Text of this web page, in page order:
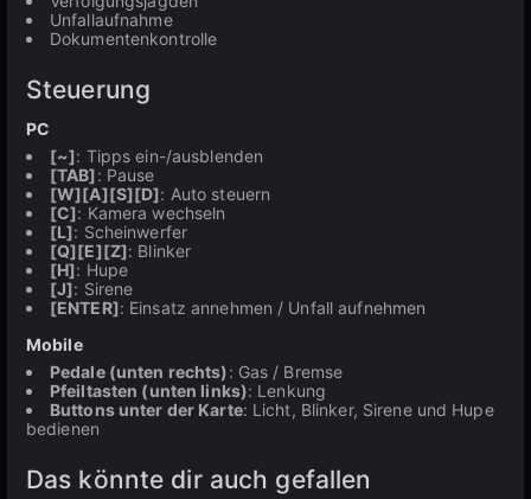
Unfallaufnahme
Dokumentenkontrolle
Steuerung
PC
[~]: Tipps ein-/ausblenden
[TAB]: Pause
[W][A][S][D]: Auto steuern
[C]: Kamera wechseln
[L]: Scheinwerfer
[Q][E][Z]: Blinker
[H]: Hupe
[J]: Sirene
[ENTER]: Einsatz annehmen / Unfall aufnehmen
Mobile
Pedale (unten rechts): Gas / Bremse
Pfeiltasten (unten links): Lenkung
Buttons unter der Karte: Licht, Blinker, Sirene und Hupe
bedienen
Das könnte dir auch gefallen